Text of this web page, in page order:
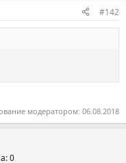
#142
модератором: 06.08.2018
0